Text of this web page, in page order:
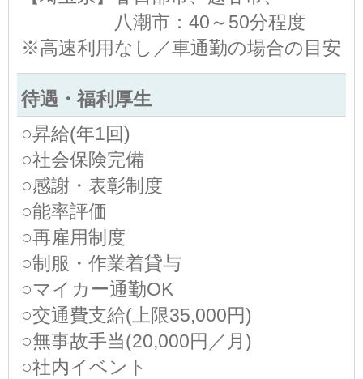
八潮市：40～50分程度
※高速利用なし／車通勤の場合の目安
待遇・福利厚生
○昇給(年1回)
○社会保険完備
○感謝・表彰制度
○能率評価
○再雇用制度
○制服・作業着貸与
○マイカー通勤OK
○交通費支給(上限35,000円)
○無事故手当(20,000円／月)
○社内イベント